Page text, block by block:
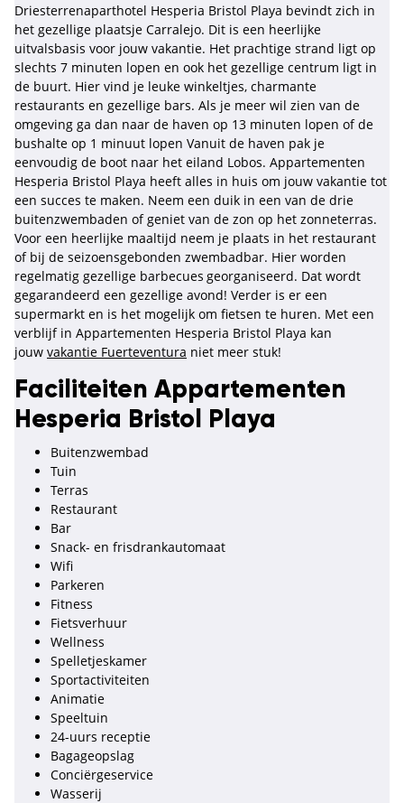
Driesterrenaparthotel Hesperia Bristol Playa bevindt zich in
het gezellige plaatsje Carralejo. Dit is een heerlijke
uitvalsbasis voor jouw vakantie. Het prachtige strand ligt op
slechts 7 minuten lopen en ook het gezellige centrum ligt in
de buurt. Hier vind je leuke winkeltjes, charmante
restaurants en gezellige bars. Als je meer wil zien van de
omgeving ga dan naar de haven op 13 minuten lopen of de
bushalte op 1 minuut lopen Vanuit de haven pak je
eenvoudig de boot naar het eiland Lobos. Appartementen
Hesperia Bristol Playa heeft alles in huis om jouw vakantie tot
een succes te maken. Neem een duik in een van de drie
buitenzwembaden of geniet van de zon op het zonneterras.
Voor een heerlijke maaltijd neem je plaats in het restaurant
of bij de seizoensgebonden zwembadbar. Hier worden
regelmatig gezellige barbecues georganiseerd. Dat wordt
gegarandeerd een gezellige avond! Verder is er een
supermarkt en is het mogelijk om fietsen te huren. Met een
verblijf in Appartementen Hesperia Bristol Playa kan
jouw vakantie Fuerteventura niet meer stuk!
Faciliteiten Appartementen
Hesperia Bristol Playa
Buitenzwembad
Tuin
Terras
Restaurant
Bar
Snack- en frisdrankautomaat
Wifi
Parkeren
Fitness
Fietsverhuur
Wellness
Spelletjeskamer
Sportactiviteiten
Animatie
Speeltuin
24-uurs receptie
Bagageopslag
Conciërgeservice
Wasserij